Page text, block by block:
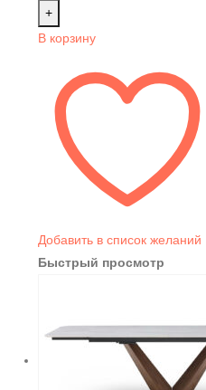
+
В корзину
Добавить в список желаний
Быстрый просмотр